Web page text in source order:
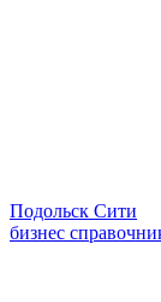
Подольск Сити
бизнес